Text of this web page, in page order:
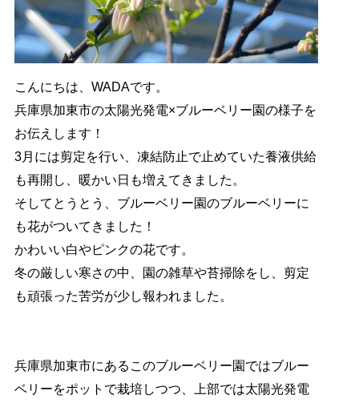
こんにちは、WADAです。
兵庫県加東市の太陽光発電×ブルーベリー園の様子を
お伝えします！
3月には剪定を行い、凍結防止で止めていた養液供給
も再開し、暖かい日も増えてきました。
そしてとうとう、ブルーベリー園のブルーベリーに
も花がついてきました！
かわいい白やピンクの花です。
冬の厳しい寒さの中、園の雑草や苔掃除をし、剪定
も頑張った苦労が少し報われました。
兵庫県加東市にあるこのブルーベリー園ではブルー
ベリーをポットで栽培しつつ、上部では太陽光発電